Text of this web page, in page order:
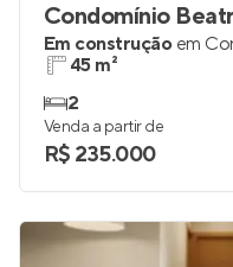
Condomínio
Em construção em
45 m²
2
Venda a partir de
R$ 235.000